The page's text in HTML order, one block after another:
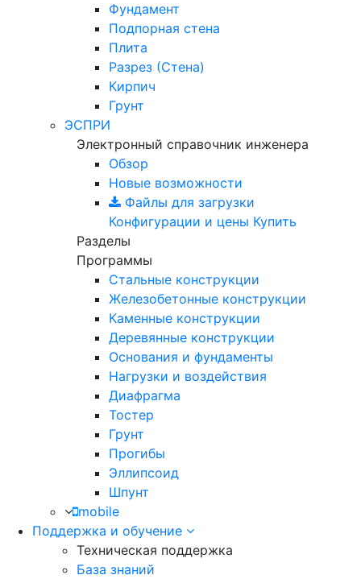
Фундамент
Подпорная стена
Плита
Разрез (Стена)
Кирпич
Грунт
ЭСПРИ
Электронный справочник инженера
Обзор
Новые возможности
Файлы для загрузки
Конфигурации и цены Купить
Разделы
Программы
Стальные конструкции
Железобетонные конструкции
Каменные конструкции
Деревянные конструкции
Основания и фундаменты
Нагрузки и воздействия
Диафрагма
Тостер
Грунт
Прогибы
Эллипсоид
Шпунт
mobile
Поддержка и обучение
Техническая поддержка
База знаний